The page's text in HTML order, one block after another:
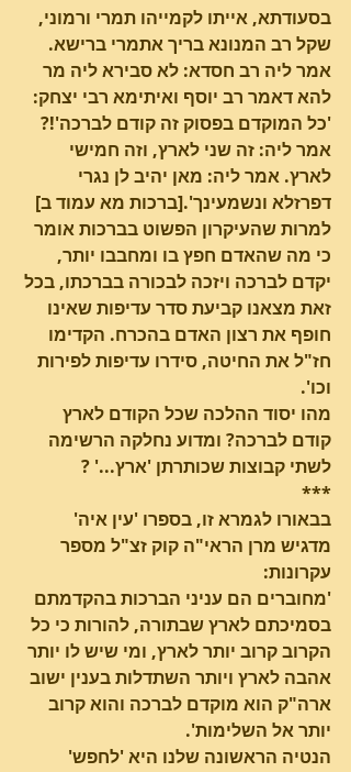
בסעודתא, אייתו לקמייהו תמרי ורמוני,
שקל רב המנונא בריך אתמרי ברישא.
אמר ליה רב חסדא: לא סבירא ליה מר
להא דאמר רב יוסף ואיתימא רבי יצחק:
'כל המוקדם בפסוק זה קודם לברכה'!?
אמר ליה: זה שני לארץ, וזה חמישי
לארץ. אמר ליה: מאן יהיב לן נגרי
דפרזלא ונשמעינך'.[ברכות מא עמוד ב]
למרות שהעיקרון הפשוט בברכות אומר
כי מה שהאדם חפץ בו ומחבבו יותר,
יקדם לברכה ויזכה לבכורה בברכתו, בכל
זאת מצאנו קביעת סדר עדיפות שאינו
חופף את רצון האדם בהכרח. הקדימו
חז"ל את החיטה, סידרו עדיפות לפירות
וכו'.
מהו יסוד ההלכה שכל הקודם לארץ
קודם לברכה? ומדוע נחלקה הרשימה
לשתי קבוצות שכותרתן 'ארץ...' ?
***
בבאורו לגמרא זו, בספרו 'עין איה'
מדגיש מרן הראי"ה קוק זצ"ל מספר
עקרונות:
'מחוברים הם עניני הברכות בהקדמתם
בסמיכתם לארץ שבתורה, להורות כי כל
הקרוב קרוב יותר לארץ, ומי שיש לו יותר
אהבה לארץ ויותר השתדלות בענין ישוב
ארה"ק הוא מוקדם לברכה והוא קרוב
יותר אל השלימות'.
הנטיה הראשונה שלנו היא 'לחפש'